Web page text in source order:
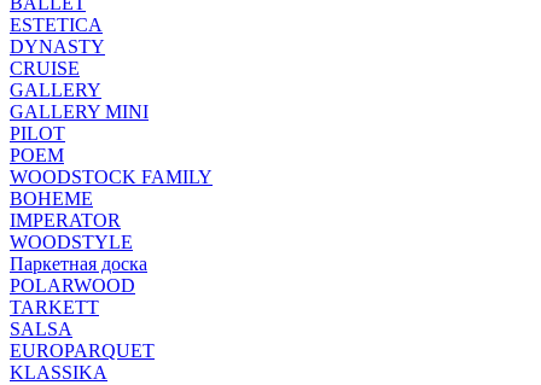
ESTETICA
DYNASTY
CRUISE
GALLERY
GALLERY MINI
PILOT
POEM
WOODSTOCK FAMILY
BOHEME
IMPERATOR
WOODSTYLE
Паркетная доска
POLARWOOD
TARKETT
SALSA
EUROPARQUET
KLASSIKA